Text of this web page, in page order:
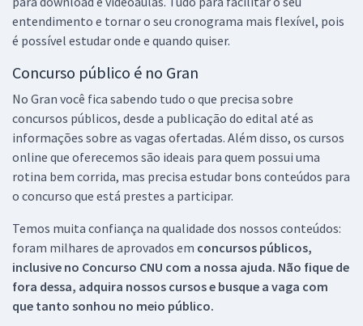
entendimento e tornar o seu cronograma mais flexível, pois
é possível estudar onde e quando quiser.
Concurso público é no Gran
No Gran você fica sabendo tudo o que precisa sobre
concursos públicos, desde a publicação do edital até as
informações sobre as vagas ofertadas. Além disso, os cursos
online que oferecemos são ideais para quem possui uma
rotina bem corrida, mas precisa estudar bons conteúdos para
o concurso que está prestes a participar.
Temos muita confiança na qualidade dos nossos conteúdos:
foram milhares de aprovados em concursos públicos,
inclusive no Concurso CNU com a nossa ajuda. Não fique de
fora dessa, adquira nossos cursos e busque a vaga com
que tanto sonhou no meio público.